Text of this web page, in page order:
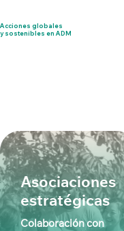
Asociaciones
estratégicas
Colaboración con
Acciones globales
y sostenibles en ADM